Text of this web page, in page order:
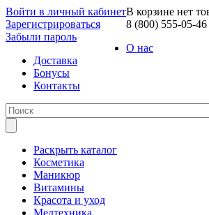
Войти в личный кабинет
Зарегистрироваться
Забыли пароль
В корзине нет
8 (800) 555-05-46
О нас
Доставка
Бонусы
Контакты
Раскрыть каталог
Косметика
Маникюр
Витамины
Красота и уход
Медтехника